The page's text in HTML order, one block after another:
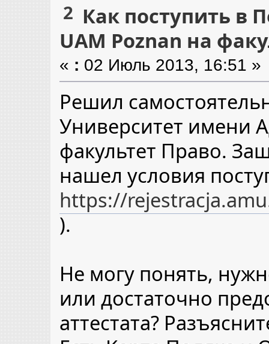
2 Как поступить в
UAM Poznan на
« : 02 Июль 2013, 16:51 »
Решил
Университет имени
факультет Право.
нашел условия
https://
).
Не могу понять,
или достаточно
аттестата?